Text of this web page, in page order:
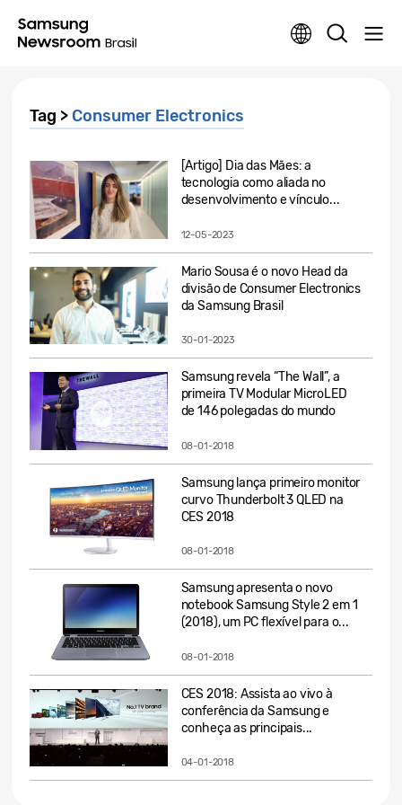
Tag > Consumer Electronics
[Artigo] Dia das Mães: a
tecnologia como aliada no
desenvolvimento e vínculo...
12-05-2023
Mario Sousa é o novo Head da
divisão de Consumer Electronics
da Samsung Brasil
30-01-2023
Samsung revela “The Wall”, a
primeira TV Modular MicroLED
de 146 polegadas do mundo
08-01-2018
Samsung lança primeiro monitor
curvo Thunderbolt 3 QLED na
CES 2018
08-01-2018
Samsung apresenta o novo
notebook Samsung Style 2 em 1
(2018), um PC flexível para o...
08-01-2018
CES 2018: Assista ao vivo à
conferência da Samsung e
conheça as principais...
04-01-2018